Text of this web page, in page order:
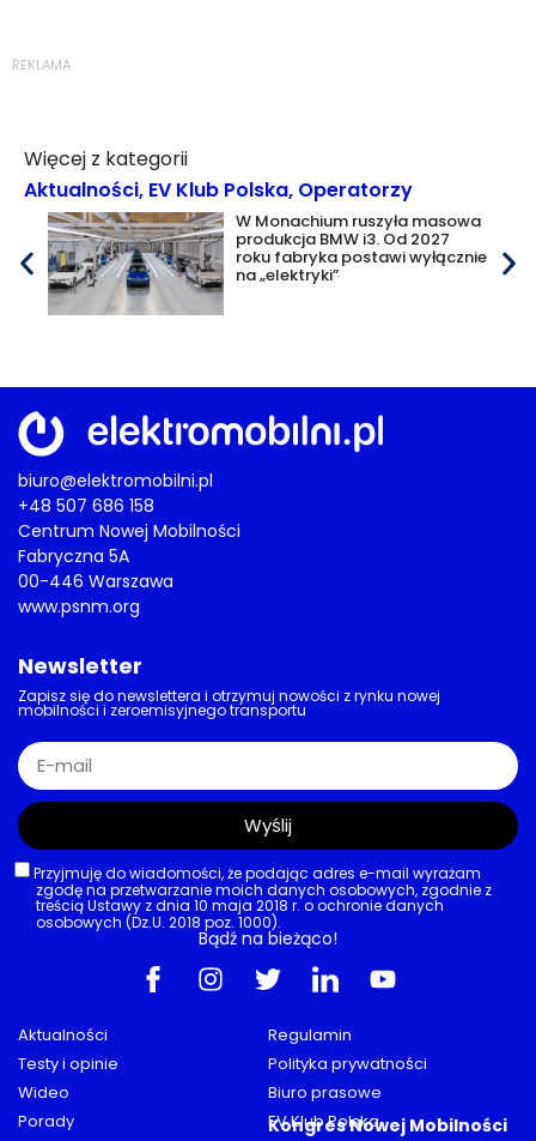
REKLAMA
Więcej z kategorii
Aktualności, EV Klub Polska, Operatorzy
W Monachium ruszyła masowa
produkcja BMW i3. Od 2027
roku fabryka postawi wyłącznie
na „elektryki”
biuro@elektromobilni.pl
+48 507 686 158
Centrum Nowej Mobilności
Fabryczna 5A
00-446 Warszawa
www.psnm.org
Aktualności
Testy i opinie
Wideo
Porady
Regulamin
Polityka prywatności
Biuro prasowe
EV Klub Polska
Kongres Nowej Mobilności
Newsletter
Zapisz się do newslettera i otrzymuj nowości z rynku nowej
mobilności i zeroemisyjnego transportu
Przyjmuję do wiadomości, że podając adres e-mail wyrażam
zgodę na przetwarzanie moich danych osobowych, zgodnie z
treścią Ustawy z dnia 10 maja 2018 r. o ochronie danych
osobowych (Dz.U. 2018 poz. 1000).
Wyślij
Bądź na bieżąco!